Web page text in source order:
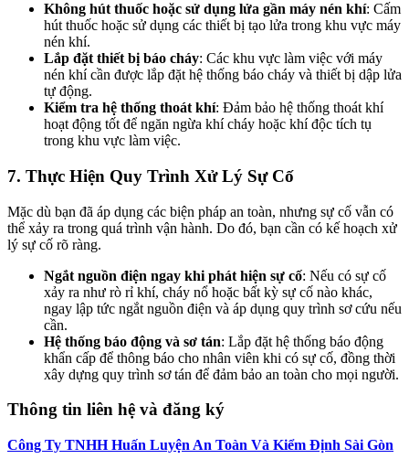
Không hút thuốc hoặc sử dụng lửa gần máy nén khí: Cấm
hút thuốc hoặc sử dụng các thiết bị tạo lửa trong khu vực máy
nén khí.
Lắp đặt thiết bị báo cháy: Các khu vực làm việc với máy
nén khí cần được lắp đặt hệ thống báo cháy và thiết bị dập lửa
tự động.
Kiểm tra hệ thống thoát khí: Đảm bảo hệ thống thoát khí
hoạt động tốt để ngăn ngừa khí cháy hoặc khí độc tích tụ
trong khu vực làm việc.
7. Thực Hiện Quy Trình Xử Lý Sự Cố
Mặc dù bạn đã áp dụng các biện pháp an toàn, nhưng sự cố vẫn có
thể xảy ra trong quá trình vận hành. Do đó, bạn cần có kế hoạch xử
lý sự cố rõ ràng.
Ngắt nguồn điện ngay khi phát hiện sự cố: Nếu có sự cố
xảy ra như rò rỉ khí, cháy nổ hoặc bất kỳ sự cố nào khác,
ngay lập tức ngắt nguồn điện và áp dụng quy trình sơ cứu nếu
cần.
Hệ thống báo động và sơ tán: Lắp đặt hệ thống báo động
khẩn cấp để thông báo cho nhân viên khi có sự cố, đồng thời
xây dựng quy trình sơ tán để đảm bảo an toàn cho mọi người.
Thông tin liên hệ và đăng ký
Công Ty TNHH Huấn Luyện An Toàn Và Kiểm Định Sài Gòn